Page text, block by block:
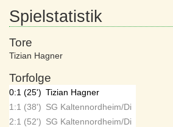
Spielstatistik
Tore
Tizian Hagner
Torfolge
0:1 (25') Tizian Hagner
1:1 (38') SG Kaltennordheim/Di
2:1 (52') SG Kaltennordheim/Di